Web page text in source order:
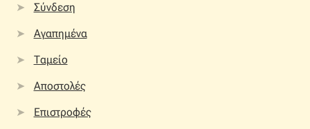
Σύνδεση
Αγαπημένα
Ταμείο
Αποστολές
Επιστροφές